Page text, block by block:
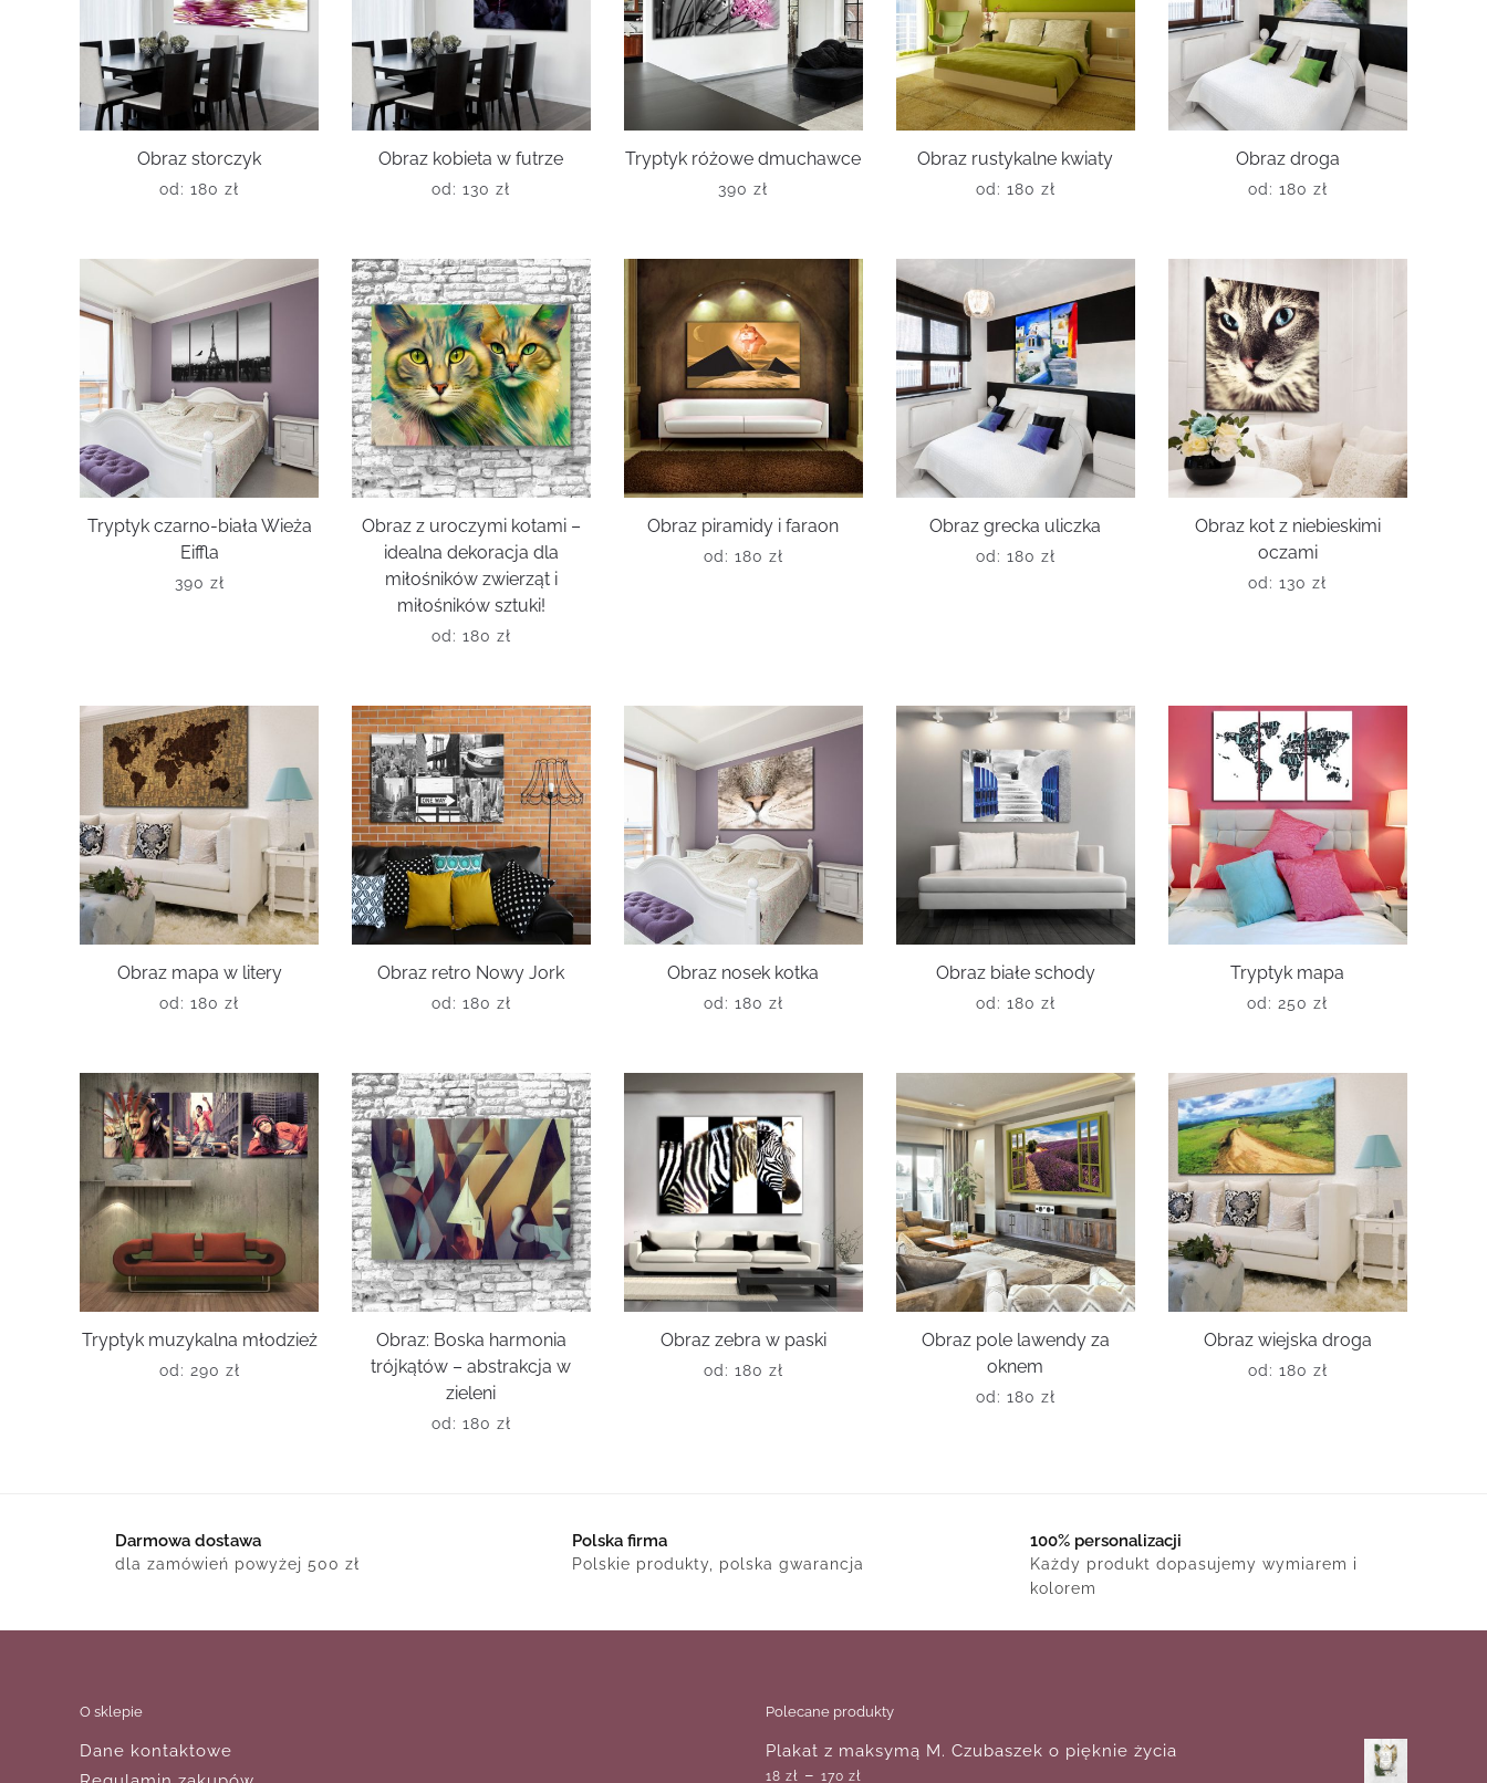
Obraz storczyk
od: 180 zł
Obraz kobieta w futrze
od:130zł
Tryptyk różowe dmuchawce
390zł
Obraz rustykalne kwiaty
od: 180 zł
Obraz droga
od: 180 zł
Tryptyk czarno-biała Wieża
Eiffla
390 zł
Obraz z uroczymi kotami –
idealna dekoracja dla
miłośników zwierząt i
miłośników sztuki!
od: 180 zł
Obraz piramidy i faraon
od: 180 zł
Obraz grecka uliczka
od: 180 zł
Obraz kot z niebieskimi
oczami
od:130zł
Obraz mapa w litery
od: 180 zł
Obraz retro Nowy Jork
od: 180 zł
Obraz nosek kotka
od: 180 zł
Obraz białe schody
od: 180 zł
Tryptyk mapa
od: 250zł
Tryptyk muzykalna młodzież
od: 290 zł
Obraz: Boska harmonia
trójkątów – abstrakcja w
zieleni
od: 180 zł
Obraz zebra w paski
od: 180 zł
Obraz pole lawendy za
oknem
od: 180 zł
Obraz wiejska droga
od: 180 zł
Darmowa dostawa
dla zamówień powyżej 500 zł
Polska firma
Polskie produkty, polska gwarancja
100% personalizacji
Każdy produkt dopasujemy wymiarem i
kolorem
O sklepie
Dane kontaktowe
Polecane produkty
Plakat z maksymą M. Czubaszek o pięknie życia
18 zł – 170 zł